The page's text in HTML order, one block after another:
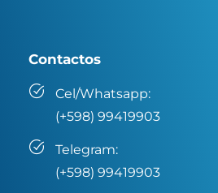
Contactos
Cel/Whatsapp:
(+598) 99419903
Telegram:
(+598) 99419903